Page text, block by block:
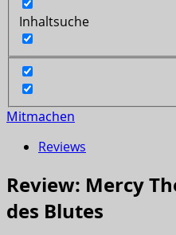
Inhaltsuche
Mitmachen
Reviews
Review: Mercy
des Blutes